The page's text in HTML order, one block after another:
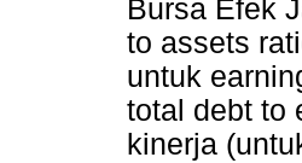
Bursa Efek
to assets
untuk
total debt to
kinerja